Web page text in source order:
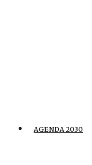
AGENDA 2030